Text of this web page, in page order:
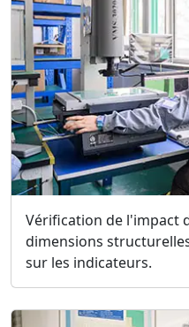
Vérification de l'impact
dimensions
sur les indicateurs.